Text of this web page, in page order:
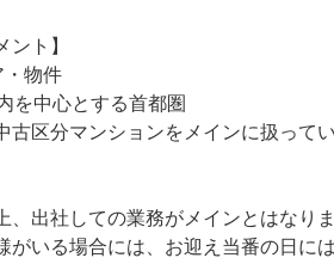
ント】
・物件
を中心とする首都圏
古区分マンションをメインに扱って
、出社しての業務がメインとはなり
がいる場合には、お迎え当番の日に